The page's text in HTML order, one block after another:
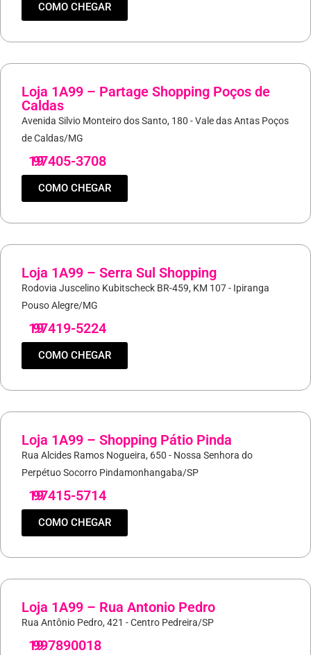
COMO CHEGAR
Loja 1A99 – Partage Shopping Poços de
Caldas
Avenida Silvio Monteiro dos Santo, 180 - Vale das Antas Poços
de Caldas/MG
19
97405-3708
COMO CHEGAR
Loja 1A99 – Serra Sul Shopping
Rodovia Juscelino Kubitscheck BR-459, KM 107 - Ipiranga
Pouso Alegre/MG
19
97419-5224
COMO CHEGAR
Loja 1A99 – Shopping Pátio Pinda
Rua Alcides Ramos Nogueira, 650 - Nossa Senhora do
Perpétuo Socorro Pindamonhangaba/SP
19
97415-5714
COMO CHEGAR
Loja 1A99 – Rua Antonio Pedro
Rua Antônio Pedro, 421 - Centro Pedreira/SP
19
997890018